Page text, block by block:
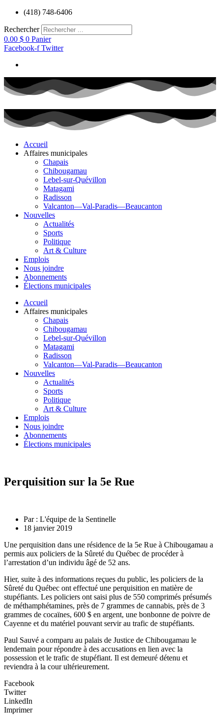
Aller
contenu
(418) 748-6406
Rechercher
0.00 $ 0 Panier
Facebook-f Twitter
Accueil
Affaires municipales
Chapais
Chibougamau
Lebel-sur-Quévillon
Matagami
Radisson
Valcanton—Val-Paradis—Beaucanton
Nouvelles
Actualités
Sports
Politique
Art & Culture
Emplois
Nous joindre
Abonnements
Élections municipales
Accueil
Affaires municipales
Chapais
Chibougamau
Lebel-sur-Quévillon
Matagami
Radisson
Valcanton—Val-Paradis—Beaucanton
Nouvelles
Actualités
Sports
Politique
Art & Culture
Emplois
Nous joindre
Abonnements
Élections municipales
Perquisition sur la 5e Rue
Par : L'équipe de la Sentinelle
18 janvier 2019
Une perquisition dans une résidence de la 5e Rue à Chibougamau a
permis aux policiers de la Sûreté du Québec de procéder à
l’arrestation d’un individu âgé de 52 ans.
Hier, suite à des informations reçues du public, les policiers de la
Sûreté du Québec ont effectué une perquisition en matière de
stupéfiants. Les policiers ont saisi plus de 550 comprimés présumés
de méthamphétamines, près de 7 grammes de cannabis, près de 3
grammes de cocaïnes, 600 $ en argent, une bonbonne de poivre de
Cayenne et du matériel pouvant servir au trafic de stupéfiants.
Paul Sauvé a comparu au palais de Justice de Chibougamau le
lendemain pour répondre à des accusations en lien avec la
possession et le trafic de stupéfiant. Il est demeuré détenu et
reviendra à la cour ultérieurement.
Facebook
Twitter
LinkedIn
Imprimer